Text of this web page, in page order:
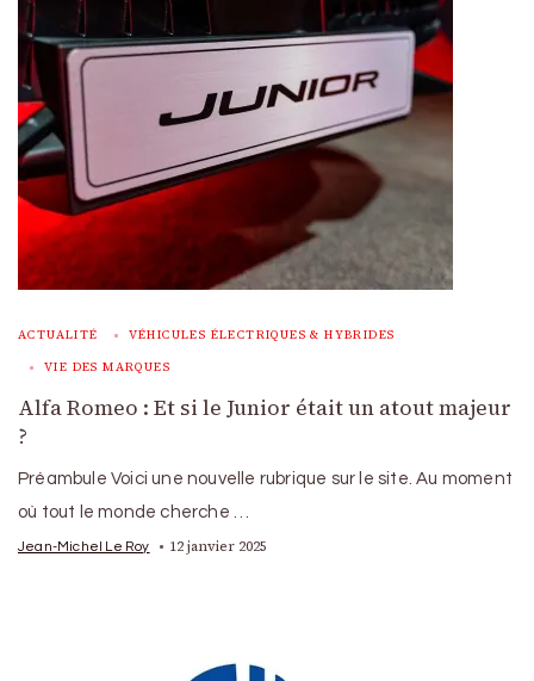
ACTUALITÉ VÉHICULES ÉLECTRIQUES & HYBRIDES
VIE DES MARQUES
Alfa Romeo : Et si le Junior était un atout majeur
?
Préambule Voici une nouvelle rubrique sur le site. Au moment
où tout le monde cherche …
Jean-Michel Le Roy 12 janvier 2025